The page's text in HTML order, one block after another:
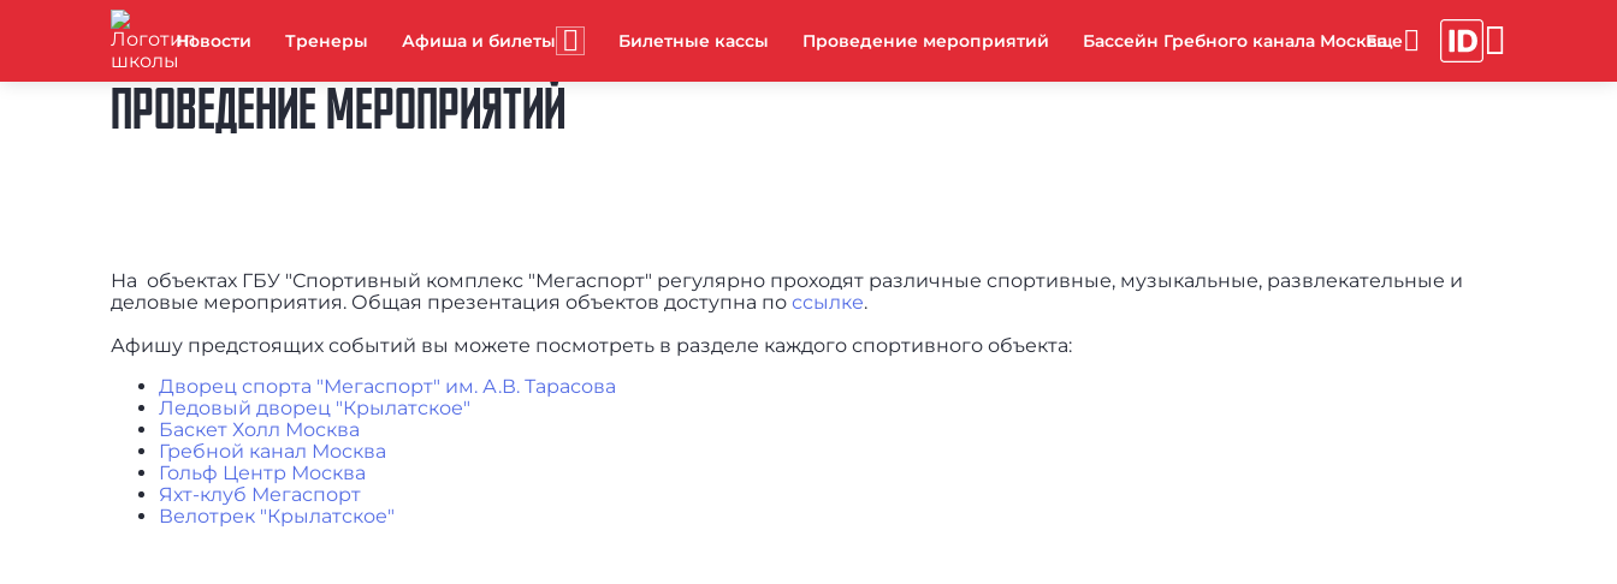
Новости Тренеры Афиша и билеты Билетные кассы Проведение мероприятий Бассейн Гребного канала Москва
ПРОВЕДЕНИЕ МЕРОПРИЯТИЙ
На объектах ГБУ "Спортивный комплекс "Мегаспорт" регулярно проходят различные спортивные, музыкальные, развлекательные и
деловые мероприятия. Общая презентация объектов доступна по ссылке.
Афишу предстоящих событий вы можете посмотреть в разделе каждого спортивного объекта:
Дворец спорта "Мегаспорт" им. А.В. Тарасова
Ледовый дворец "Крылатское"
Баскет Холл Москва
Гребной канал Москва
Гольф Центр Москва
Яхт-клуб Мегаспорт
Велотрек "Крылатское"